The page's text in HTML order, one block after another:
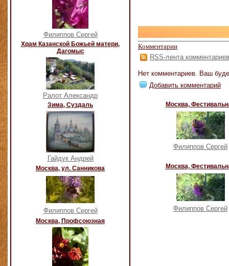
Филиппов Сергей
Храм Казанской Божьей матери,
Дагомыс
Ралот Александр
Зима, Суздаль
Гайдук Андрей
Москва, ул. Санникова
Филиппов Сергей
Москва, Профсоюзная
Комментарии
RSS-лента комментариев
Нет комментариев. Ваш
Добавить комментарий
Москва,
Филиппов Сергей
Москва,
Филиппов Сергей